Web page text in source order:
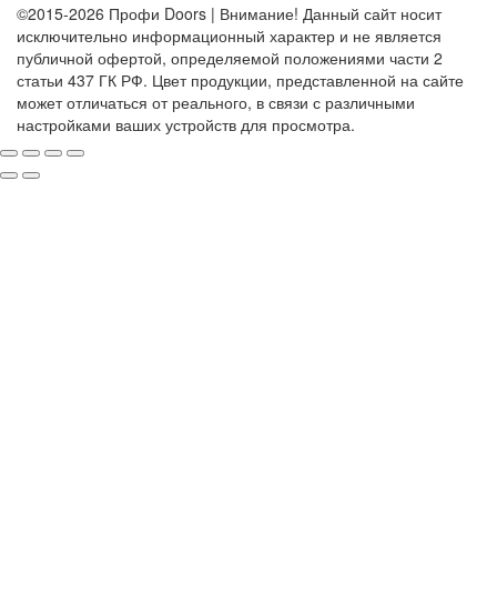
©2015-2026 Профи Doors | Внимание! Данный сайт носит
исключительно информационный характер и не является
публичной офертой, определяемой положениями части 2
статьи 437 ГК РФ. Цвет продукции, представленной на сайте
может отличаться от реального, в связи с различными
настройками ваших устройств для просмотра.